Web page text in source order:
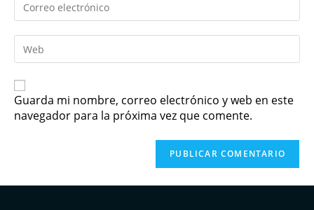
Guarda mi nombre, correo electrónico y web en este
navegador para la próxima vez que comente.